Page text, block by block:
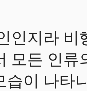
인지라
모든 인
습이 나타